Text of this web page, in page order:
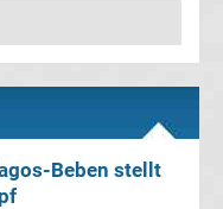
Beben stellt